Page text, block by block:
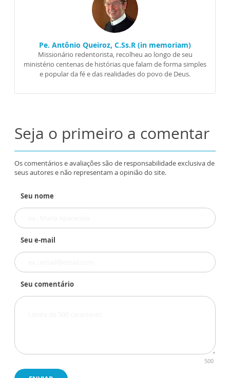
Pe. Antônio Queiroz, C.Ss.R (in memoriam)
Missionário redentorista, recolheu ao longo de seu
ministério centenas de histórias que falam de forma simples
e popular da fé e das realidades do povo de Deus.
Seja o primeiro a comentar
Os comentários e avaliações são de responsabilidade exclusiva de
seus autores e não representam a opinião do site.
Seu nome
Seu e-mail
Seu comentário
500